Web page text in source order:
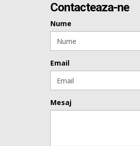
Contacteaza-ne
Nume
Email
Mesaj